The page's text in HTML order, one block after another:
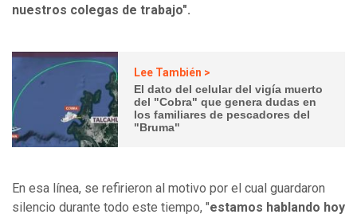
nuestros colegas de trabajo".
Lee También >
El dato del celular del vigía muerto
del "Cobra" que genera dudas en
los familiares de pescadores del
"Bruma"
En esa línea, se refirieron al motivo por el cual guardaron
silencio durante todo este tiempo, "estamos hablando hoy